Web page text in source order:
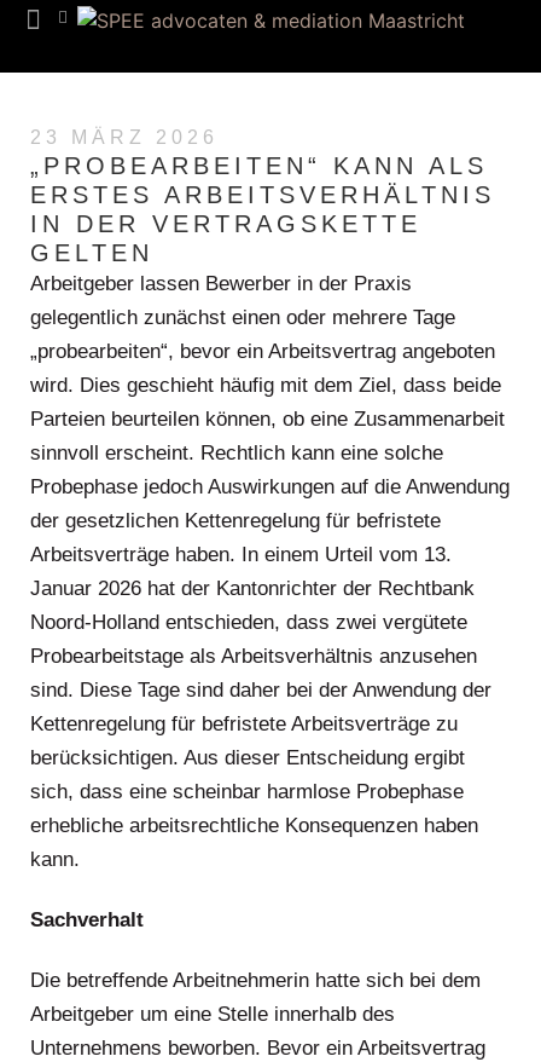
23 MÄRZ 2026
„PROBEARBEITEN“ KANN ALS
ERSTES ARBEITSVERHÄLTNIS
IN DER VERTRAGSKETTE
GELTEN
Arbeitgeber lassen Bewerber in der Praxis
gelegentlich zunächst einen oder mehrere Tage
„probearbeiten“, bevor ein Arbeitsvertrag angeboten
wird. Dies geschieht häufig mit dem Ziel, dass beide
Parteien beurteilen können, ob eine Zusammenarbeit
sinnvoll erscheint. Rechtlich kann eine solche
Probephase jedoch Auswirkungen auf die Anwendung
der gesetzlichen Kettenregelung für befristete
Arbeitsverträge haben. In einem Urteil vom 13.
Januar 2026 hat der Kantonrichter der Rechtbank
Noord-Holland entschieden, dass zwei vergütete
Probearbeitstage als Arbeitsverhältnis anzusehen
sind. Diese Tage sind daher bei der Anwendung der
Kettenregelung für befristete Arbeitsverträge zu
berücksichtigen. Aus dieser Entscheidung ergibt
sich, dass eine scheinbar harmlose Probephase
erhebliche arbeitsrechtliche Konsequenzen haben
kann.
Sachverhalt
Die betreffende Arbeitnehmerin hatte sich bei dem
Arbeitgeber um eine Stelle innerhalb des
Unternehmens beworben. Bevor ein Arbeitsvertrag